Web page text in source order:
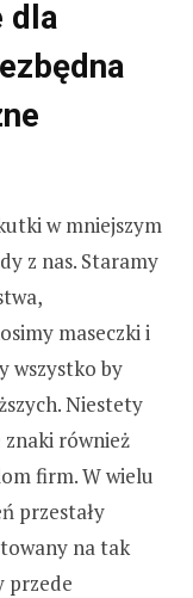
dla
w mniejszym
z nas. Staramy
maseczki i
wszystko by
Niestety
znaki również
firm. W wielu
przestały
na tak
przede